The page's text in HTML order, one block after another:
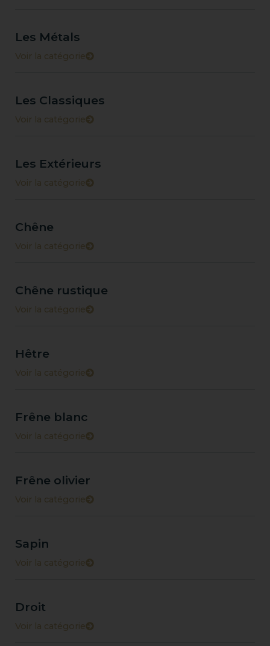
Les Métals
Voir la catégorie
Les Classiques
Voir la catégorie
Les Extérieurs
Voir la catégorie
Chêne
Voir la catégorie
Chêne rustique
Voir la catégorie
Hêtre
Voir la catégorie
Frêne blanc
Voir la catégorie
Frêne olivier
Voir la catégorie
Sapin
Voir la catégorie
Droit
Voir la catégorie